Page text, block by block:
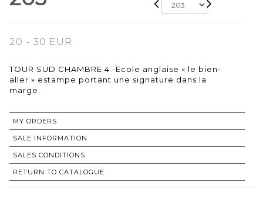
20 - 30 EUR
TOUR SUD CHAMBRE 4 -Ecole anglaise « le bien-
aller » estampe portant une signature dans la
marge.
MY ORDERS
SALE INFORMATION
SALES CONDITIONS
RETURN TO CATALOGUE